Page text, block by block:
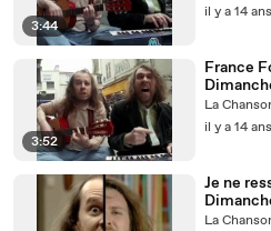
3:44
il y a 14 ans
3:52
France
La
il y a 14 ans
Je ne
La